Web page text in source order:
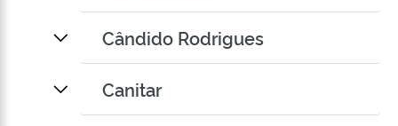
Cândido Rodrigues
Canitar